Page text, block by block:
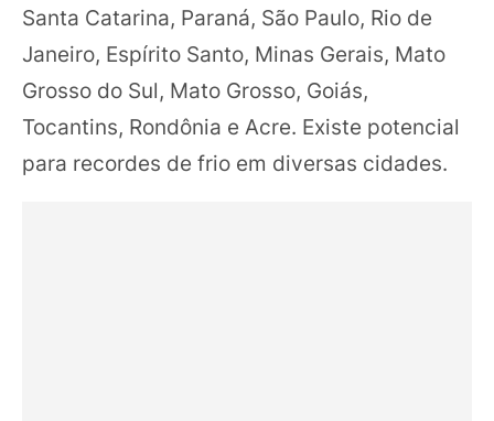
Santa Catarina, Paraná, São Paulo, Rio de
Janeiro, Espírito Santo, Minas Gerais, Mato
Grosso do Sul, Mato Grosso, Goiás,
Tocantins, Rondônia e Acre. Existe potencial
para recordes de frio em diversas cidades.